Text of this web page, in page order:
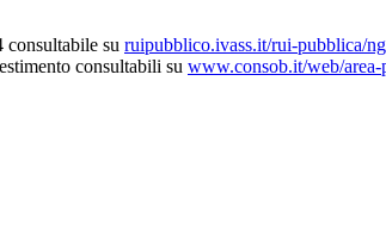
su ruipubblico.ivass.it/rui-pubblica/
consultabili su www.consob.it/web/area-